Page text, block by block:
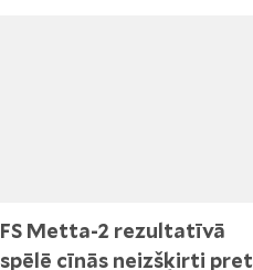
FS Metta-2 rezultatīvā
spēlē cīnās neizšķirti pret